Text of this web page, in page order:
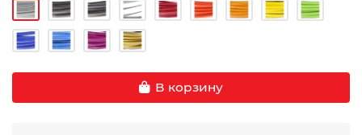
В корзину